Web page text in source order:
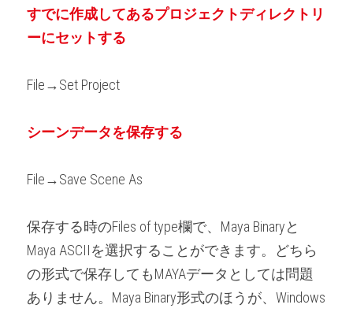
すでに作成してあるプロジェクトディレクトリ
ーにセットする
File→Set Project
シーンデータを保存する
File→Save Scene As
保存する時のFiles of type欄で、Maya Binaryと
Maya ASCIIを選択することができます。どちら
の形式で保存してもMAYAデータとしては問題
ありません。Maya Binary形式のほうが、Windows